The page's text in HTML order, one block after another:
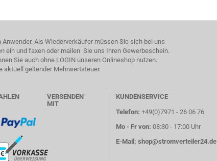
Als Wiederverkäufer müssen Sie sich bei uns
ein und faxen oder mailen Sie uns Ihren Gewerbeschein.
Sie auch ohne LOGIN unseren Onlineshop nutzen.
aktuell geltender Mehrwertsteuer.
VERSENDEN
MIT
KUNDENSERVICE
Telefon: +49(0)7971 - 26 06 76
Mo - Fr von: 08:30 - 17:00 Uhr
E-Mail: shop@stromverteiler24.de